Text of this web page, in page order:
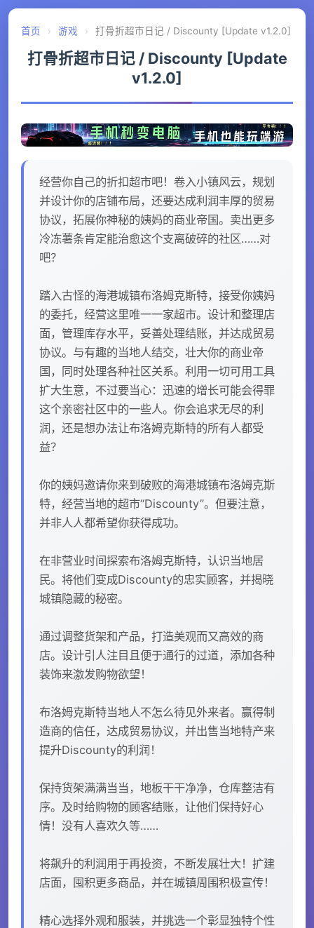
首页 › 游戏 › 打骨折超市日记 / Discounty [Update v1.2.0]
打骨折超市日记 / Discounty [Update
v1.2.0]
经营你自己的折扣超市吧！卷入小镇风云，规划
并设计你的店铺布局，还要达成利润丰厚的贸易
协议，拓展你神秘的姨妈的商业帝国。卖出更多
冷冻薯条肯定能治愈这个支离破碎的社区……对
吧？
踏入古怪的海港城镇布洛姆克斯特，接受你姨妈
的委托，经营这里唯一一家超市。设计和整理店
面，管理库存水平，妥善处理结账，并达成贸易
协议。与有趣的当地人结交，壮大你的商业帝
国，同时处理各种社区关系。利用一切可用工具
扩大生意，不过要当心：迅速的增长可能会得罪
这个亲密社区中的一些人。你会追求无尽的利
润，还是想办法让布洛姆克斯特的所有人都受
益？
你的姨妈邀请你来到破败的海港城镇布洛姆克斯
特，经营当地的超市“Discounty”。但要注意，
并非人人都希望你获得成功。
在非营业时间探索布洛姆克斯特，认识当地居
民。将他们变成Discounty的忠实顾客，并揭晓
城镇隐藏的秘密。
通过调整货架和产品，打造美观而又高效的商
店。设计引人注目且便于通行的过道，添加各种
装饰来激发购物欲望！
布洛姆克斯特当地人不怎么待见外来者。赢得制
造商的信任，达成贸易协议，并出售当地特产来
提升Discounty的利润！
保持货架满满当当，地板干干净净，仓库整洁有
序。及时给购物的顾客结账，让他们保持好心
情！没有人喜欢久等……
将飙升的利润用于再投资，不断发展壮大！扩建
店面，囤积更多商品，并在城镇周围积极宣传！
精心选择外观和服装，并挑选一个彰显独特个性